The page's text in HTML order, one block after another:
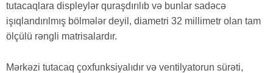
tutacaqlara displeylər quraşdırılıb və bunlar sadəcə
işıqlandırılmış bölmələr deyil, diametri 32 millimetr olan tam
ölçülü rəngli matrisalardır.
Mərkəzi tutacaq çoxfunksiyalıdır və ventilyatorun sürəti,